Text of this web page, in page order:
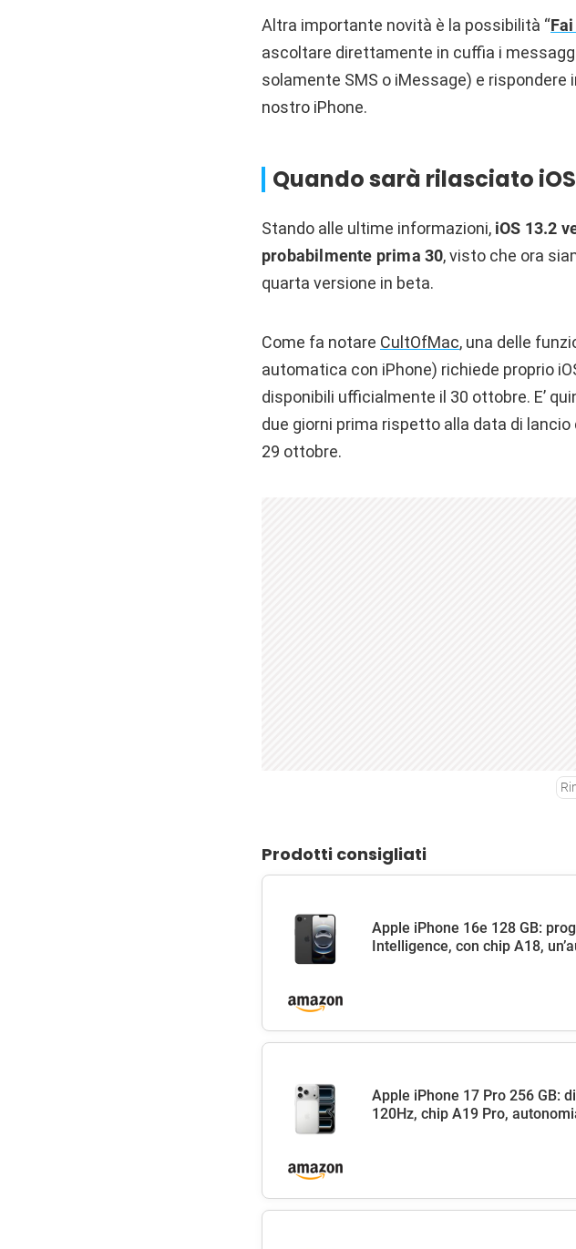
Altra importante novità è la possibilità “
ascoltare direttamente in cuffia i
solamente SMS o iMessage) e
nostro iPhone.
Quando sarà rilasciato iOS
Stando alle ultime informazioni, iOS 13.2
probabilmente prima 30, visto che ora
quarta versione in beta.
Come fa notare CultOfMac, una delle
automatica con iPhone) richiede proprio
disponibili ufficialmente il 30 ottobre. E’
due giorni prima rispetto alla data di lancio
29 ottobre.
Prodotti consigliati
Apple iPhone 16e 128 GB:
Intelligence, con chip A18,
Apple iPhone 17 Pro 256 GB:
120Hz, chip A19 Pro,